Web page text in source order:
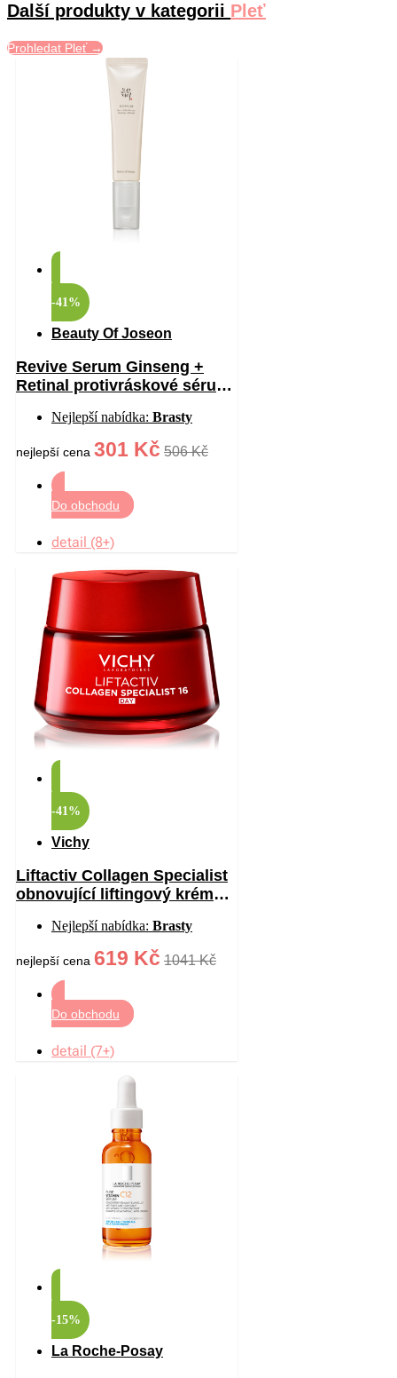
Další produkty v kategorii Pleť
Prohledat Pleť →
-41%
Beauty Of Joseon
Revive Serum Ginseng +
Retinal protivráskové sérum
Nejlepší nabídka: Brasty
nejlepší cena 301 Kč 506 Kč
Do obchodu
detail (8+)
-41%
Vichy
Liftactiv Collagen Specialist
obnovující liftingový krém
Nejlepší nabídka: Brasty
nejlepší cena 619 Kč 1041 Kč
Do obchodu
detail (7+)
-15%
La Roche-Posay